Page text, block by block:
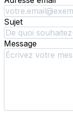
Sujet
Message